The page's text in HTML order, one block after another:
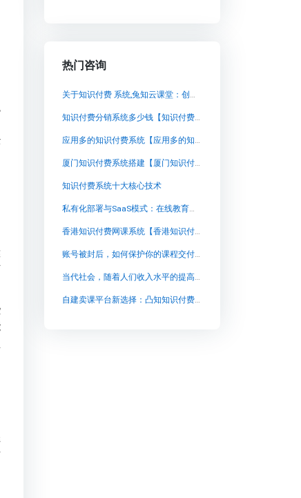
热门咨询
关于知识付费 系统,兔知云课堂：创新的知识付费平台
知识付费分销系统多少钱【知识付费分销系统多少钱知识付费系统系统怎么制作，知识付费系统搭建使用教程】
应用多的知识付费系统【应用多的知识付费系统知识付费系统系统怎么制作，知识付费系统搭建使用教程】
厦门知识付费系统搭建【厦门知识付费系统搭建知识付费系统系统怎么制作，知识付费系统搭建使用教程】
知识付费系统十大核心技术
私有化部署与SaaS模式：在线教育平台选型的成本与风险权衡
香港知识付费网课系统【香港知识付费网课系统知识付费系统系统怎么制作，知识付费系统搭建使用教程】
账号被封后，如何保护你的课程交付与学员数据？
当代社会，随着人们收入水平的提高，消费能力也随之相应增加。这不仅带来了消费规模的扩张，还推动了消费结构的升级。在新的消费升级浪潮中，学习提升成为核心主题，人们的消费结构由传统的“衣、食、住、行”逐渐向“精神消费”转变。
自建卖课平台新选择：凸知知识付费系统源码与私有化部署方案解析